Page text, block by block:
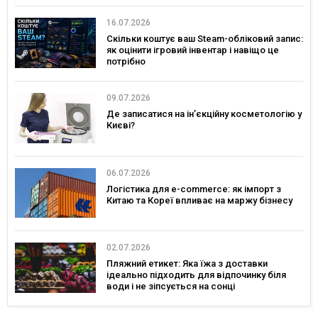
16.07.2026
Скільки коштує ваш Steam-обліковий запис:
як оцінити ігровий інвентар і навіщо це
потрібно
09.07.2026
Де записатися на ін’єкційну косметологію у
Києві?
06.07.2026
Логістика для e-commerce: як імпорт з
Китаю та Кореї впливає на маржу бізнесу
02.07.2026
Пляжний етикет: Яка їжа з доставки
ідеально підходить для відпочинку біля
води і не зіпсується на сонці